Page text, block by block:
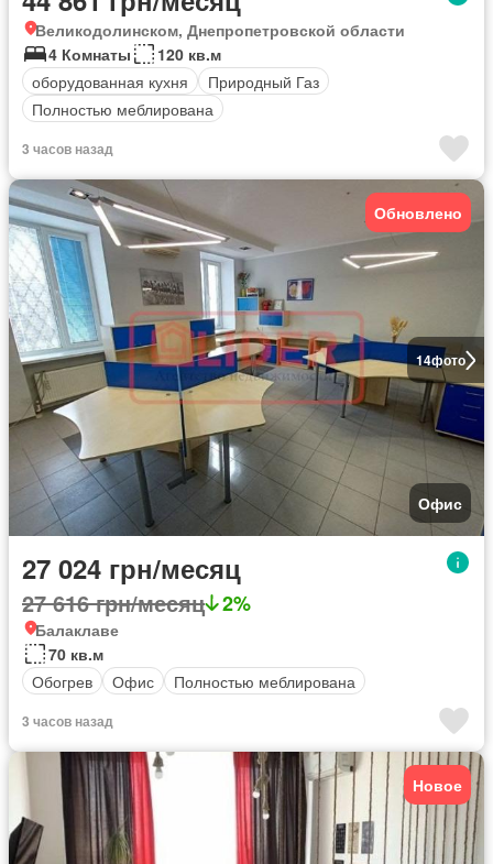
Великодолинском, Днепропетровской области
4 Комнаты
120 кв.м
оборудованная кухня
Природный Газ
Полностью меблирована
3 часов назад
14фото
Обновлено
Офис
27 024 грн/месяц
27 616 грн/месяц 2%
Балаклаве
70 кв.м
Обогрев
Офис Полностью меблирована
3 часов назад
Новое